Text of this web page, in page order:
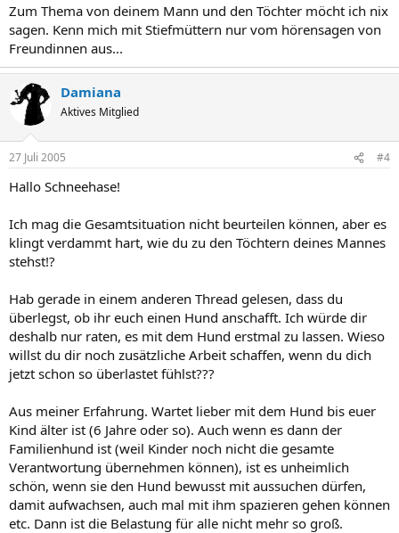
Zum Thema von deinem Mann und den Töchter möcht ich nix
sagen. Kenn mich mit Stiefmüttern nur vom hörensagen von
Freundinnen aus...
Damiana
Aktives Mitglied
27 Juli 2005 #4
Hallo Schneehase!
Ich mag die Gesamtsituation nicht beurteilen können, aber es
klingt verdammt hart, wie du zu den Töchtern deines Mannes
stehst!?
Hab gerade in einem anderen Thread gelesen, dass du
überlegst, ob ihr euch einen Hund anschafft. Ich würde dir
deshalb nur raten, es mit dem Hund erstmal zu lassen. Wieso
willst du dir noch zusätzliche Arbeit schaffen, wenn du dich
jetzt schon so überlastet fühlst???
Aus meiner Erfahrung. Wartet lieber mit dem Hund bis euer
Kind älter ist (6 Jahre oder so). Auch wenn es dann der
Familienhund ist (weil Kinder noch nicht die gesamte
Verantwortung übernehmen können), ist es unheimlich
schön, wenn sie den Hund bewusst mit aussuchen dürfen,
damit aufwachsen, auch mal mit ihm spazieren gehen können
etc. Dann ist die Belastung für alle nicht mehr so groß.